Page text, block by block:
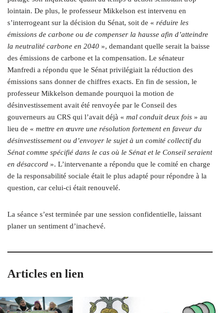
lointain. De plus, le professeur Mikkelson est intervenu en
s’interrogeant sur la décision du Sénat, soit de « réduire les
émissions de carbone ou de compenser la hausse afin d’atteindre
la neutralité carbone en 2040 », demandant quelle serait la baisse
des émissions de carbone et la compensation. Le sénateur
Manfredi a répondu que le Sénat privilégiait la réduction des
émissions sans donner de chiffres exacts. En fin de session, le
professeur Mikkelson demande pourquoi la motion de
désinvestissement avait été renvoyée par le Conseil des
gouverneurs au CRS qui l’avait déjà « mal conduit deux fois » au
lieu de « mettre en œuvre une résolution fortement en faveur du
désinvestissement ou d’envoyer le sujet à un comité collectif du
Sénat comme spécifié dans le cas où le Sénat et le Conseil seraient
en désaccord ». L’intervenante a répondu que le comité en charge
de la responsabilité sociale était le plus adapté pour répondre à la
question, car celui-ci était renouvelé.
La séance s’est terminée par une session confidentielle, laissant
planer un sentiment d’inachevé.
Articles en lien